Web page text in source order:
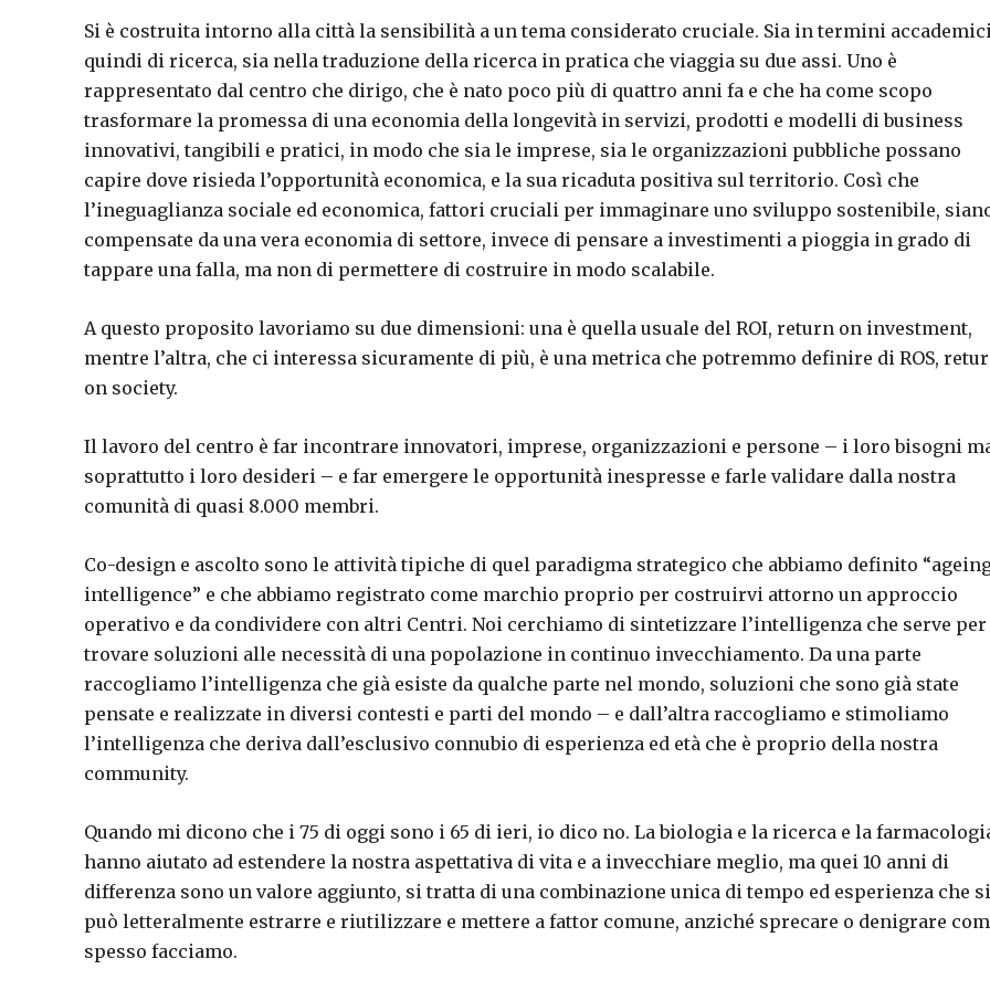
Si è costruita intorno alla città la sensibilità a un tema considerato cruciale. Sia in termini
quindi di ricerca, sia nella traduzione della ricerca in pratica che viaggia su due assi. Uno è
rappresentato dal centro che dirigo, che è nato poco più di quattro anni fa e che ha come scopo
trasformare la promessa di una economia della longevità in servizi, prodotti e modelli di business
innovativi, tangibili e pratici, in modo che sia le imprese, sia le organizzazioni pubbliche possano
capire dove risieda l’opportunità economica, e la sua ricaduta positiva sul territorio. Così che
l’ineguaglianza sociale ed economica, fattori cruciali per immaginare uno sviluppo sostenibile,
compensate da una vera economia di settore, invece di pensare a investimenti a pioggia in grado di
tappare una falla, ma non di permettere di costruire in modo scalabile.
A questo proposito lavoriamo su due dimensioni: una è quella usuale del ROI, return on investment,
mentre l’altra, che ci interessa sicuramente di più, è una metrica che potremmo definire di ROS,
on society.
Il lavoro del centro è far incontrare innovatori, imprese, organizzazioni e persone – i loro bisogni
soprattutto i loro desideri – e far emergere le opportunità inespresse e farle validare dalla nostra
comunità di quasi 8.000 membri.
Co-design e ascolto sono le attività tipiche di quel paradigma strategico che abbiamo definito
intelligence” e che abbiamo registrato come marchio proprio per costruirvi attorno un approccio
operativo e da condividere con altri Centri. Noi cerchiamo di sintetizzare l’intelligenza che serve per
trovare soluzioni alle necessità di una popolazione in continuo invecchiamento. Da una parte
raccogliamo l’intelligenza che già esiste da qualche parte nel mondo, soluzioni che sono già state
pensate e realizzate in diversi contesti e parti del mondo – e dall’altra raccogliamo e stimoliamo
l’intelligenza che deriva dall’esclusivo connubio di esperienza ed età che è proprio della nostra
community.
Quando mi dicono che i 75 di oggi sono i 65 di ieri, io dico no. La biologia e la ricerca e la
hanno aiutato ad estendere la nostra aspettativa di vita e a invecchiare meglio, ma quei 10 anni di
differenza sono un valore aggiunto, si tratta di una combinazione unica di tempo ed esperienza che si
può letteralmente estrarre e riutilizzare e mettere a fattor comune, anziché sprecare o denigrare
spesso facciamo.